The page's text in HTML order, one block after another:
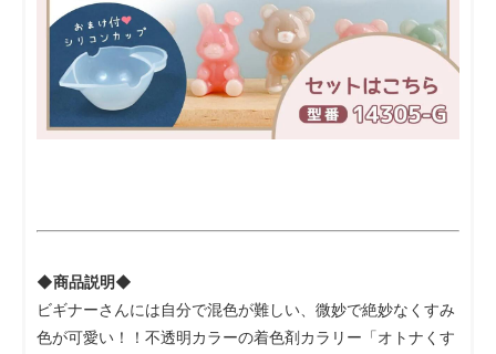
◆商品説明◆
ビギナーさんには自分で混色が難しい、微妙で絶妙なくすみ
色が可愛い！！不透明カラーの着色剤カラリー「オトナくす